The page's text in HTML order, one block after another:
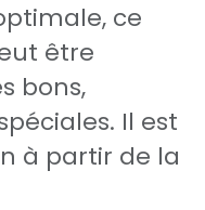
ce
être
bons,
Il est
à partir de la